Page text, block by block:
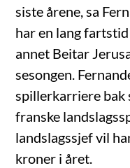
siste årene, sa
har en lang
annet Beitar
sesongen.
spillerkarriere bak
franske
landslagssjef vil
kroner i året.